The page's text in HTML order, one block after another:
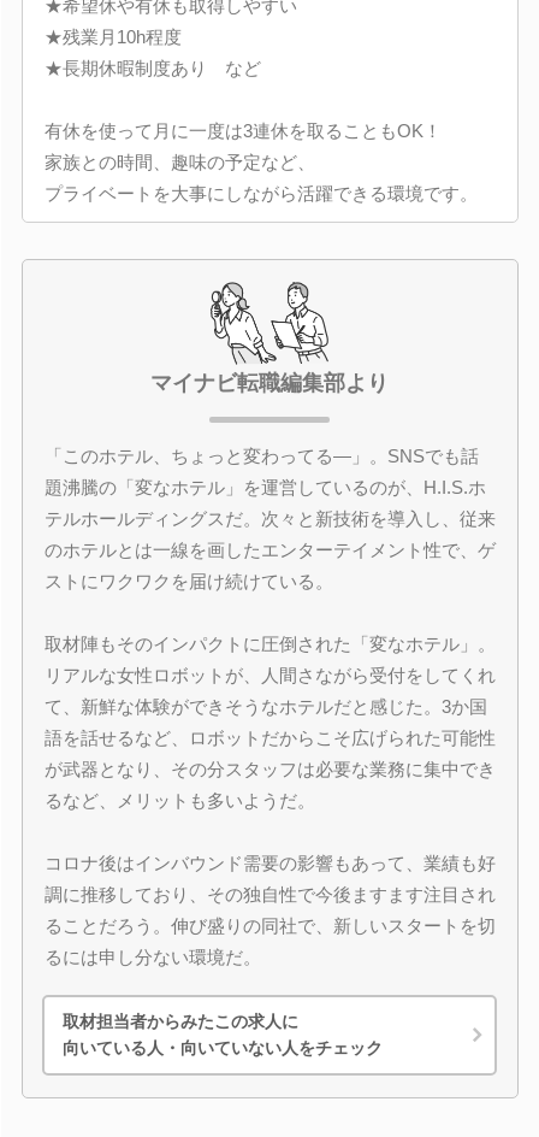
★希望休や有休も取得しやすい
★残業月10h程度
★長期休暇制度あり など
有休を使って月に一度は3連休を取ることもOK！
家族との時間、趣味の予定など、
プライベートを大事にしながら活躍できる環境です。
マイナビ転職編集部より
「このホテル、ちょっと変わってる―」。SNSでも話
題沸騰の「変なホテル」を運営しているのが、H.I.S.ホ
テルホールディングスだ。次々と新技術を導入し、従来
のホテルとは一線を画したエンターテイメント性で、ゲ
ストにワクワクを届け続けている。
取材陣もそのインパクトに圧倒された「変なホテル」。
リアルな女性ロボットが、人間さながら受付をしてくれ
て、新鮮な体験ができそうなホテルだと感じた。3か国
語を話せるなど、ロボットだからこそ広げられた可能性
が武器となり、その分スタッフは必要な業務に集中でき
るなど、メリットも多いようだ。
コロナ後はインバウンド需要の影響もあって、業績も好
調に推移しており、その独自性で今後ますます注目され
ることだろう。伸び盛りの同社で、新しいスタートを切
るには申し分ない環境だ。
取材担当者からみたこの求人に
向いている人・向いていない人をチェック